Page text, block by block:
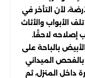
لأن التأخر في
الأبواب والأثاث
إصلاحه لاحقًا.
بالباحة على
بالفحص الميداني
داخل المنزل، ثم